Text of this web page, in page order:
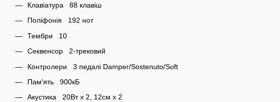
Клавіатура 88 клавіш
Поліфонія 192 нот
Тембри 10
Секвенсор 2-трековий
Контролери 3 педалі Damper/Sostenuto/Soft
Пам'ять 900кБ
Акустика 20Вт x 2, 12см x 2